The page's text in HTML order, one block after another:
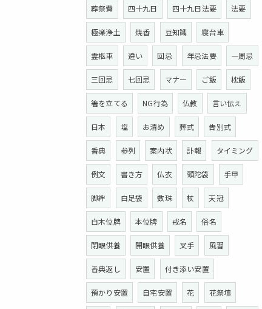
葬祭費 四十九日 四十九日法要 法要
極楽浄土 焼香 豆知識 寝台車
霊柩車 違い 回忌 年忌法要 一周忌
三回忌 七回忌 マナー ご飯 枕飯
箸を立てる NG行為 仏教 言い伝え
日本 塩 お清め 葬式 告別式
香典 参列 案内状 訃報 タイミング
例文 書き方 仏衣 頭陀袋 手甲
脚絆 白足袋 数珠 杖 天冠
白木位牌 本位牌 戒名 俗名
閉眼供養 開眼供養 叉手 風習
香典返し 安置 付き添い安置
預かり安置 自宅安置 花 花祭壇